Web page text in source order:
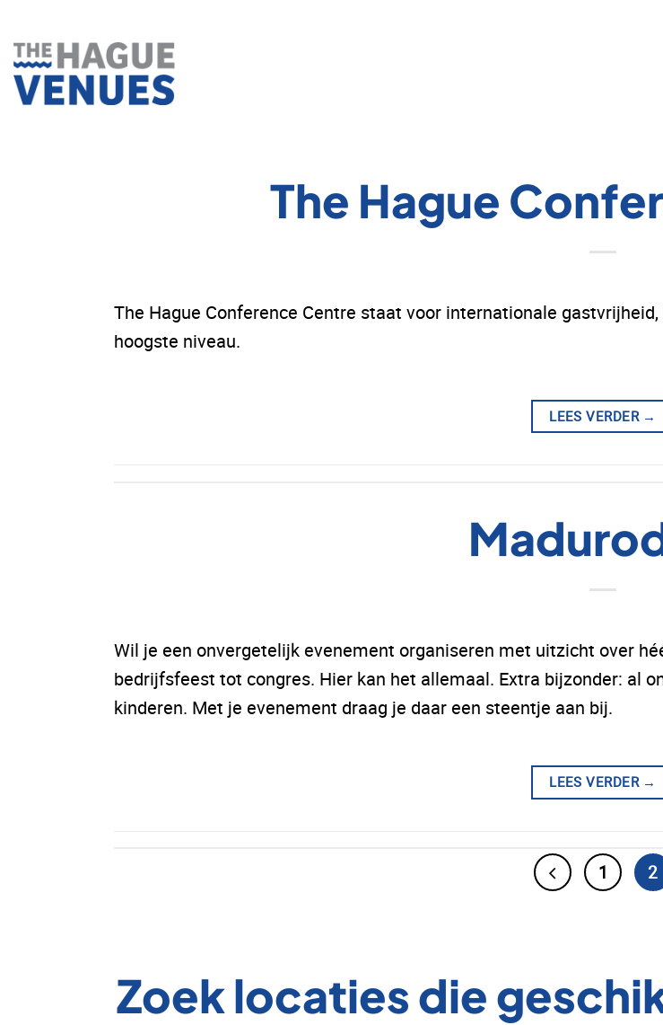
naar
inhoud
The Hague
The Hague Conference Centre staat voor internationale
hoogste niveau.
LEES VERDER →
Wil je een onvergetelijk evenement organiseren met uitzicht over
bedrijfsfeest tot congres. Hier kan het allemaal. Extra bijzonder: al
kinderen. Met je evenement draag je daar een steentje aan bij.
LEES VERDER →
1 2
Zoek locaties die